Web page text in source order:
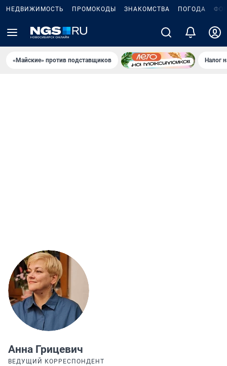
НЕДВИЖИМОСТЬ ПРОМОКОДЫ ЗНАКОМСТВА ПОГОДА
«Майские» против подставщиков Налог
Анна Грицевич
ВЕДУЩИЙ КОРРЕСПОНДЕНТ